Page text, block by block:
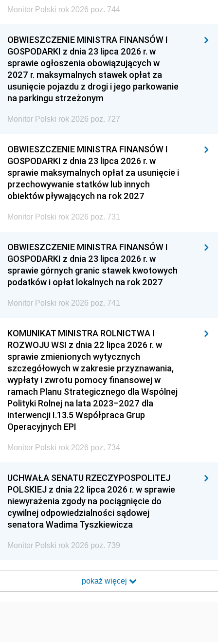
Monitor Polski rok 2026 poz. 744
OBWIESZCZENIE MINISTRA FINANSÓW I
GOSPODARKI z dnia 23 lipca 2026 r. w
sprawie ogłoszenia obowiązujących w
2027 r. maksymalnych stawek opłat za
usunięcie pojazdu z drogi i jego parkowanie
na parkingu strzeżonym
Monitor Polski rok 2026 poz. 727
OBWIESZCZENIE MINISTRA FINANSÓW I
GOSPODARKI z dnia 23 lipca 2026 r. w
sprawie maksymalnych opłat za usunięcie i
przechowywanie statków lub innych
obiektów pływających na rok 2027
Monitor Polski rok 2026 poz. 731
OBWIESZCZENIE MINISTRA FINANSÓW I
GOSPODARKI z dnia 23 lipca 2026 r. w
sprawie górnych granic stawek kwotowych
podatków i opłat lokalnych na rok 2027
Monitor Polski rok 2026 poz. 741
KOMUNIKAT MINISTRA ROLNICTWA I
ROZWOJU WSI z dnia 22 lipca 2026 r. w
sprawie zmienionych wytycznych
szczegółowych w zakresie przyznawania,
wypłaty i zwrotu pomocy finansowej w
ramach Planu Strategicznego dla Wspólnej
Polityki Rolnej na lata 2023–2027 dla
interwencji I.13.5 Współpraca Grup
Operacyjnych EPI
Monitor Polski rok 2026 poz. 734
UCHWAŁA SENATU RZECZYPOSPOLITEJ
POLSKIEJ z dnia 22 lipca 2026 r. w sprawie
niewyrażenia zgody na pociągnięcie do
cywilnej odpowiedzialności sądowej
senatora Wadima Tyszkiewicza
Monitor Polski rok 2026 poz. 739
pokaż więcej